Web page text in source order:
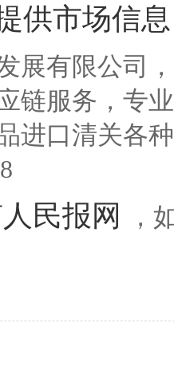
供市场信
展有限公司
链服务，专
进口清关各
民报网 ，